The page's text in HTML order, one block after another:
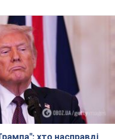
хто насправді